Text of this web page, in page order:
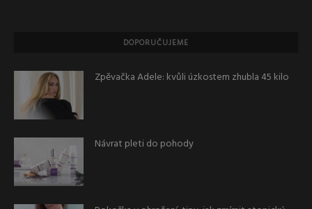
DOPORUČUJEME
Zpěvačka Adele: kvůli úzkostem zhubla 45 kilo
Návrat pleti do pohody